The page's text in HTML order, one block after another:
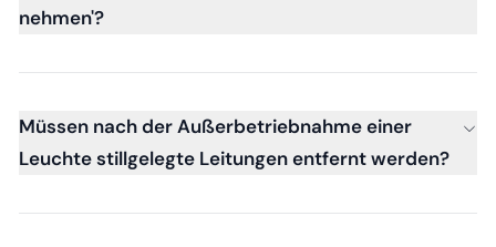
nehmen'?
Müssen nach der Außerbetriebnahme einer
Leuchte stillgelegte Leitungen entfernt werden?